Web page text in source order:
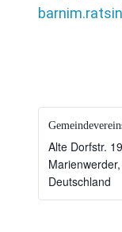
Alte Dorfstr. 19
Marienwerder,
Deutschland